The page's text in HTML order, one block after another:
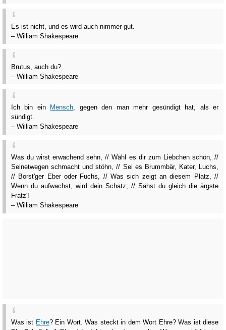
Es ist nicht, und es wird auch nimmer gut.
– William Shakespeare
Brutus, auch du?
– William Shakespeare
Ich bin ein Mensch, gegen den man mehr gesündigt hat, als er
sündigt.
– William Shakespeare
Was du wirst erwachend sehn, // Wähl es dir zum Liebchen schön, //
Seinetwegen schmacht und stöhn, // Sei es Brummbär, Kater, Luchs,
// Borst'ger Eber oder Fuchs, // Was sich zeigt an diesem Platz, //
Wenn du aufwachst, wird dein Schatz; // Sähst du gleich die ärgste
Fratz'!
– William Shakespeare
Was ist Ehre? Ein Wort. Was steckt in dem Wort Ehre? Was ist diese